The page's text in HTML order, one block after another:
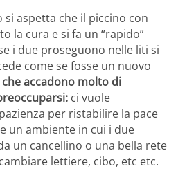
si aspetta che il piccino con
la cura e si fa un “rapido”
i due proseguono nelle liti si
come se fosse un nuovo
che accadono molto di
ci vuole
per ristabilire la pace
un ambiente in cui i due
un cancellino o una bella rete
lettiere, cibo, etc etc.